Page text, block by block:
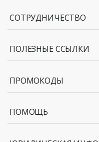
СОТРУДНИЧЕСТВО
ПОЛЕЗНЫЕ ССЫЛКИ
ПРОМОКОДЫ
ПОМОЩЬ